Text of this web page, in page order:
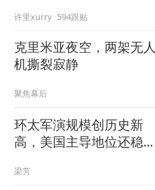
许里xurry 594跟贴
克里米亚夜空，两架无人
机撕裂寂静
聚焦幕后
环太军演规模创历史新
高，美国主导地位还稳得
梁芳